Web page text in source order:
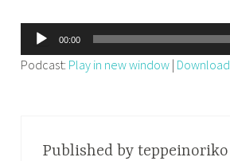
声
プ
00:00
Podcast: Play in new window | Download
Published by teppeinoriko